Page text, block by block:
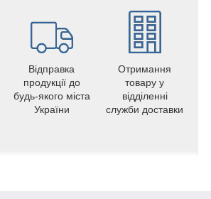
Відправка
продукції до
будь-якого міста
України
Отримання
товару у
відділенні
служби доставки